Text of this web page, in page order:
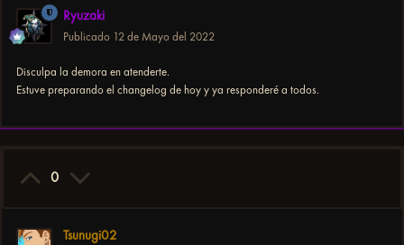
Ryuzaki
Publicado 12 de Mayo del 2022
Disculpa la demora en atenderte.
Estuve preparando el changelog de hoy y ya responderé a todos.
0
Tsunugi02